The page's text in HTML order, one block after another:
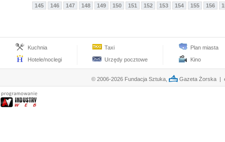
145
146 147 148 149 150 151 152 153 154 155 156
Kuchnia
Hotele/noclegi
Taxi
Urzędy pocztowe
Plan miasta
Kino
© 2006-2026 Fundacja Sztuka, Gazeta Żorska |